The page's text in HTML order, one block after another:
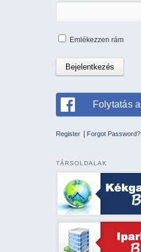
Emlékezzen rám
Folytatás a
Register Forgot Password?
TÁRSOLDALAK